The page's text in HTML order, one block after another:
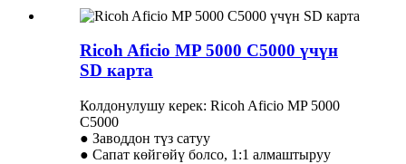
Ricoh Aficio MP 5000 C5000 үчүн
SD карта
Колдонулушу керек: Ricoh Aficio MP 5000
C5000
● Заводдон түз сатуу
● Сапат көйгөйү болсо, 1:1 алмаштыруу